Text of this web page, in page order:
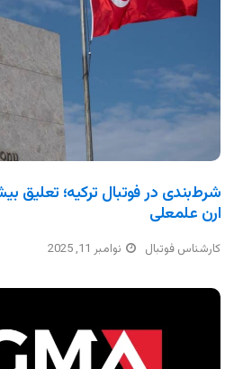
شرط‌بندی در فوتبال ترکیه؛ تعلیق
ارن علمعلی
کارشناس فوتبال نوامبر 11, 2025